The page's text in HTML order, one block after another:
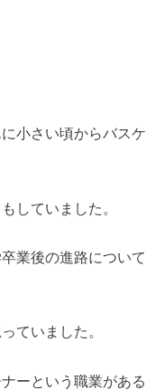
小さい頃からバスケ
していました。
業後の進路について
ていました。
ーという職業がある